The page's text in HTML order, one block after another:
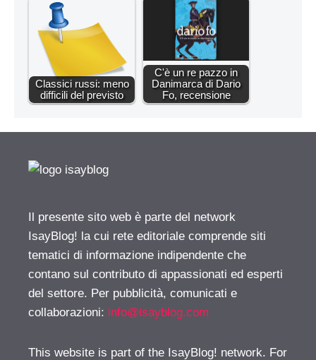
Classici russi: meno
difficili del previsto
C'è un re pazzo in
Danimarca di Dario
Fo, recensione
Il presente sito web è parte del network
IsayBlog! la cui rete editoriale comprende siti
tematici di informazione indipendente che
contano sul contributo di appassionati ed esperti
del settore. Per pubblicità, comunicati e
collaborazioni: info@isayblog.com
This website is part of the IsayBlog! network. For